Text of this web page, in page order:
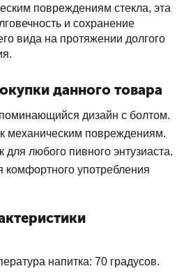
повреждениям стекла, эта
и сохранение
вида на протяжении долгого
данного товара
дизайн с болтом.
механическим повреждениям.
любого пивного энтузиаста.
употребления
напитка: 70 градусов.